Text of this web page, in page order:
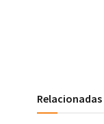
Relacionadas